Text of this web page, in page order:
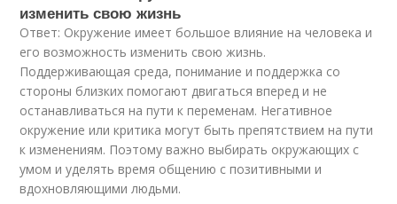
изменить свою жизнь
Ответ: Окружение имеет большое влияние на человека и
его возможность изменить свою жизнь.
Поддерживающая среда, понимание и поддержка со
стороны близких помогают двигаться вперед и не
останавливаться на пути к переменам. Негативное
окружение или критика могут быть препятствием на пути
к изменениям. Поэтому важно выбирать окружающих с
умом и уделять время общению с позитивными и
вдохновляющими людьми.